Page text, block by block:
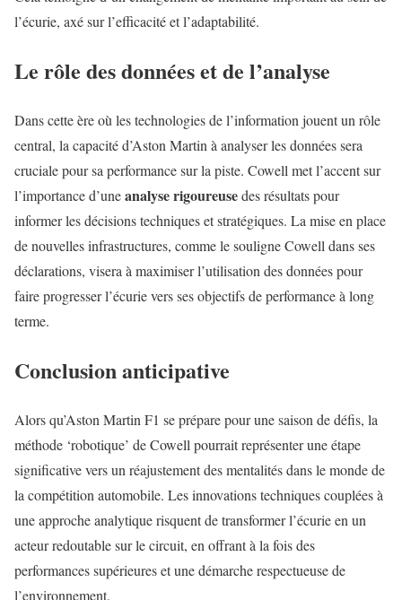
l’écurie, axé sur l’efficacité et l’adaptabilité.
Le rôle des données et de l’analyse
Dans cette ère où les technologies de l’information jouent un rôle
central, la capacité d’Aston Martin à analyser les données sera
cruciale pour sa performance sur la piste. Cowell met l’accent sur
l’importance d’uneanalyse rigoureusedes résultats pour
informer les décisions techniques et stratégiques. La mise en place
de nouvelles infrastructures, comme le souligne Cowell dans ses
déclarations, visera à maximiser l’utilisation des données pour
faire progresser l’écurie vers ses objectifs de performance à long
terme.
Conclusion anticipative
Alors qu’Aston Martin F1 se prépare pour une saison de défis, la
méthode ‘robotique’ de Cowell pourrait représenter une étape
significative vers un réajustement des mentalités dans le monde de
la compétition automobile. Les innovations techniques couplées à
une approche analytique risquent de transformer l’écurie en un
acteur redoutable sur le circuit, en offrant à la fois des
performances supérieures et une démarche respectueuse de
l’environnement.